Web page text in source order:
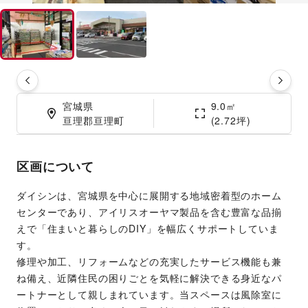
宮城県
亘理郡亘理町
9.0㎡
(2.72坪)
区画について
ダイシンは、宮城県を中心に展開する地域密着型のホーム
センターであり、アイリスオーヤマ製品を含む豊富な品揃
えで「住まいと暮らしのDIY」を幅広くサポートしていま
す。
修理や加工、リフォームなどの充実したサービス機能も兼
ね備え、近隣住民の困りごとを気軽に解決できる身近なパ
ートナーとして親しまれています。当スペースは風除室に